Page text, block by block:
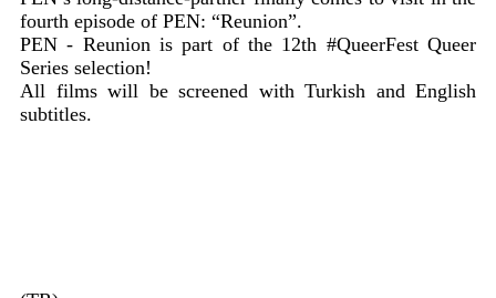
fourth episode of PEN: “Reunion”.
PEN - Reunion is part of the 12th #QueerFest Queer
Series selection!
All films will be screened with Turkish and English
subtitles.